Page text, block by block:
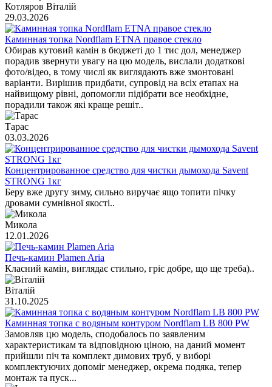
Котляров Віталій
29.03.2026
Каминная топка Nordflam ETNA правое стекло
Обирав кутовий камін в бюджеті до 1 тис дол, менеджер
порадив звернути увагу на цю модель, вислали додаткові
фото/відео, в тому числі як виглядають вже змонтовані
варіанти. Вирішив придбати, супровід на всіх етапах на
найвищому рівні, допомогли підібрати все необхідне,
порадили також які краще решіт..
Тарас
03.03.2026
Концентрированное средство для чистки дымохода Savent
STRONG 1кг
Беру вже другу зиму, сильно виручає ящо топити пічку
дровами сумнівної якості..
Микола
12.01.2026
Печь-камин Plamen Aria
Класний камін, виглядає стильно, гріє добре, що ще треба)..
Віталій
31.10.2025
Каминная топка с водяным контуром Nordflam LB 800 PW
Замовляв цю модель, сподобалось по заявленим
характеристикам та відповідною ціною, на даний момент
прийшли піч та комплект димових труб, у виборі
комплектуючих допоміг менеджер, окрема подяка, тепер
монтаж та пуск...